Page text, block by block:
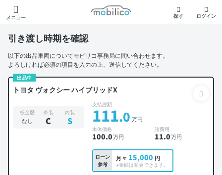
メニュー
モビリコ
探す ログイン
引き渡し時期を確認
以下の出品車両についてモビリコ事務局に問い合わせます。
よろしければ必須の項目を入力の上、送信してください。
出品中
トヨタ ヴォクシー ハイブリッドX
板金歴
なし
外装
C
内装
S
支払総額
111.0 万円
本体価格
100.0万円
諸費用
11.0万円
ローン
参考
月々 15,000 円
※金額は変更できます。